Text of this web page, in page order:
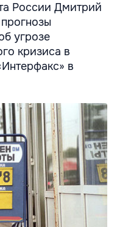
России Дмитрий
угрозе
кризиса в
в